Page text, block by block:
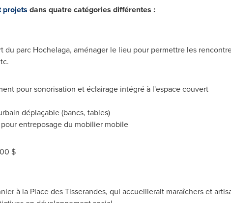
projets dans quatre catégories différentes :
du parc Hochelaga, aménager le lieu pour permettre les
pour sonorisation et éclairage intégré à l'espace couvert
déplaçable (bancs, tables)
entreposage du mobilier mobile
$
à la Place des Tisserandes, qui accueillerait maraîchers et